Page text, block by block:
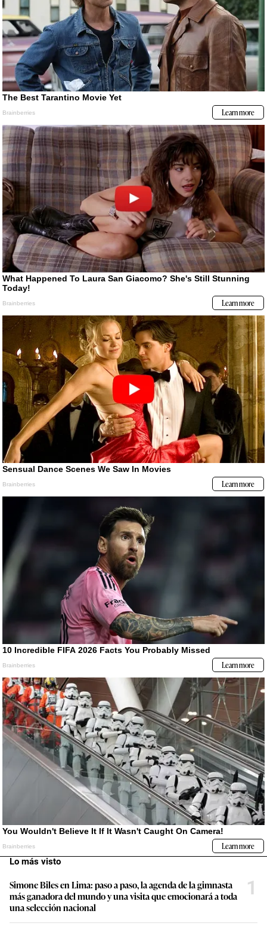
Lo más visto
Simone Biles en Lima: paso a paso, la agenda de la gimnasta
más ganadora del mundo y una visita que emocionará a toda
una selección nacional
1